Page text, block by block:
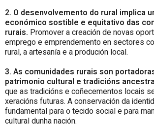
2. O desenvolvemento do rural implica
económico sostible e equitativo das
rurais. Promover a creación de novas
emprego e emprendemento en sectores
rural, a artesanía e a produción local.
3. As comunidades rurais son
patrimonio cultural e tradicións
que as tradicións e coñecementos locais
xeracións futuras. A conservación da
fundamental para o tecido social e para
cultural dunha nación.